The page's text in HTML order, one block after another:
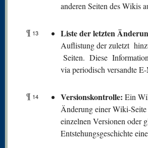
anderen Seiten des Wikis
¶ 13 Liste der letzten
Auflistung der zuletzt
Seiten. Diese
via periodisch versandte
¶ 14 Versionskontrolle: Ein
Änderung einer Wiki-
einzelnen Versionen oder
Entstehungsgeschichte